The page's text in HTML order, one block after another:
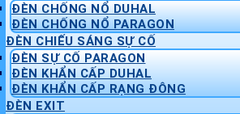
ĐÈN CHỐNG NỔ DUHAL
ĐÈN CHỐNG NỔ PARAGON
ĐÈN CHIẾU SÁNG SỰ CỐ
ĐÈN SỰ CỐ PARAGON
ĐÈN KHẨN CẤP DUHAL
ĐÈN KHẨN CẤP RẠNG ĐÔNG
ĐÈN EXIT